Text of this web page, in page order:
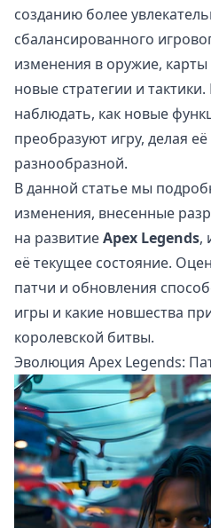
созданию более
сбалансированного
изменения в оружие,
новые стратегии и
наблюдать, как новые
преобразуют игру, делая
разнообразной.
В данной статье мы
изменения, внесенные
на развитиеApex Legends,
её текущее состояние.
патчи и обновления
игры и какие новшества
королевской битвы.
Эволюция Apex Legends: